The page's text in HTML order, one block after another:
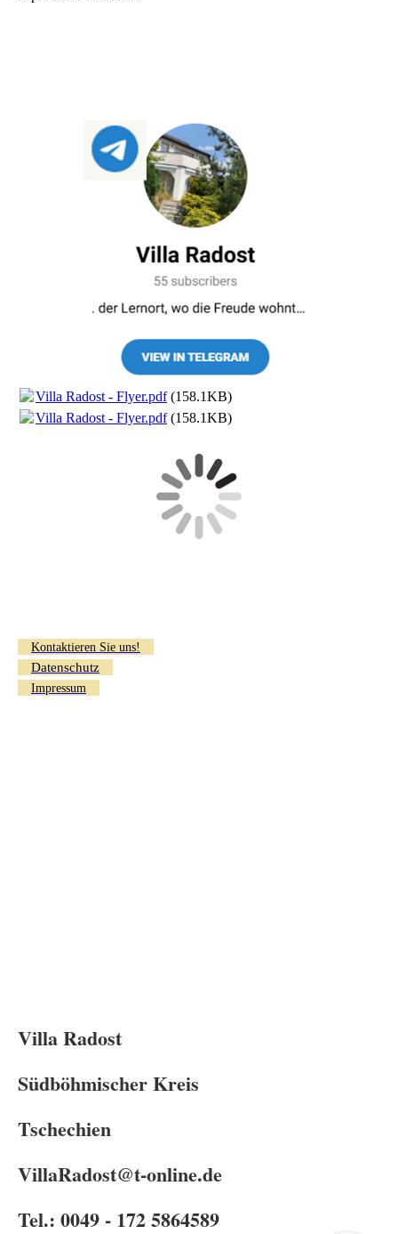
Villa Radost - Flyer.pdf(158.1KB)
Villa Radost - Flyer.pdf(158.1KB)
Kontaktieren Sie uns!
Datenschutz
Impressum
Villa Radost
Südböhmischer Kreis
Tschechien
VillaRadost@t-online.de
Tel.: 0049 - 172 5864589